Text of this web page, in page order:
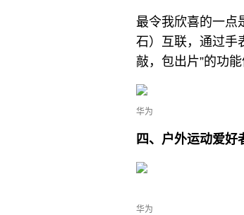
最令我欣喜的一点
石）互联，通过手
敲，包出片”的功
华为
四、户外运动爱好
华为